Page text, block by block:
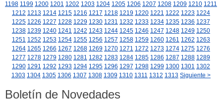
1198 1199 1200 1201 1202 1203 1204 1205 1206 1207 1208 1209 1210 1211
1212 1213 1214 1215 1216 1217 1218 1219 1220 1221 1222 1223 1224
1225 1226 1227 1228 1229 1230 1231 1232 1233 1234 1235 1236 1237
1238 1239 1240 1241 1242 1243 1244 1245 1246 1247 1248 1249 1250
1251 1252 1253 1254 1255 1256 1257 1258 1259 1260 1261 1262 1263
1264 1265 1266 1267 1268 1269 1270 1271 1272 1273 1274 1275 1276
1277 1278 1279 1280 1281 1282 1283 1284 1285 1286 1287 1288 1289
1290 1291 1292 1293 1294 1295 1296 1297 1298 1299 1300 1301 1302
1303 1304 1305 1306 1307 1308 1309 1310 1311 1312 1313 Siguiente >
Boletín de Novedades